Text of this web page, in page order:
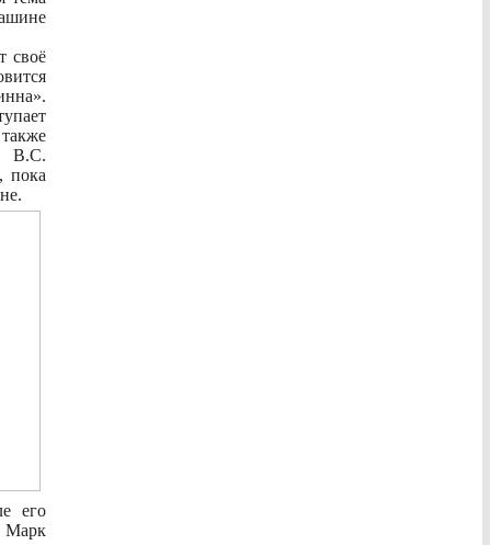
своё
В.С.
пока
его
Марк